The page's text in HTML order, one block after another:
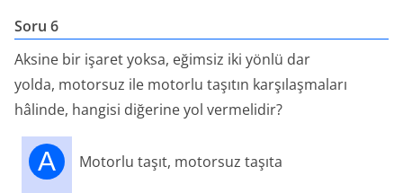
Soru 6
Aksine bir işaret yoksa, eğimsiz iki yönlü dar
yolda, motorsuz ile motorlu taşıtın karşılaşmaları
hâlinde, hangisi diğerine yol vermelidir?
A Motorlu taşıt, motorsuz taşıta